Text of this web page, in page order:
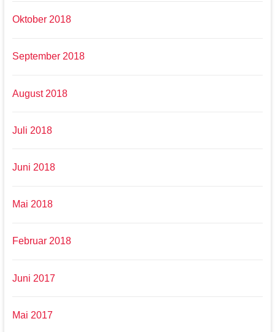
Oktober 2018
September 2018
August 2018
Juli 2018
Juni 2018
Mai 2018
Februar 2018
Juni 2017
Mai 2017